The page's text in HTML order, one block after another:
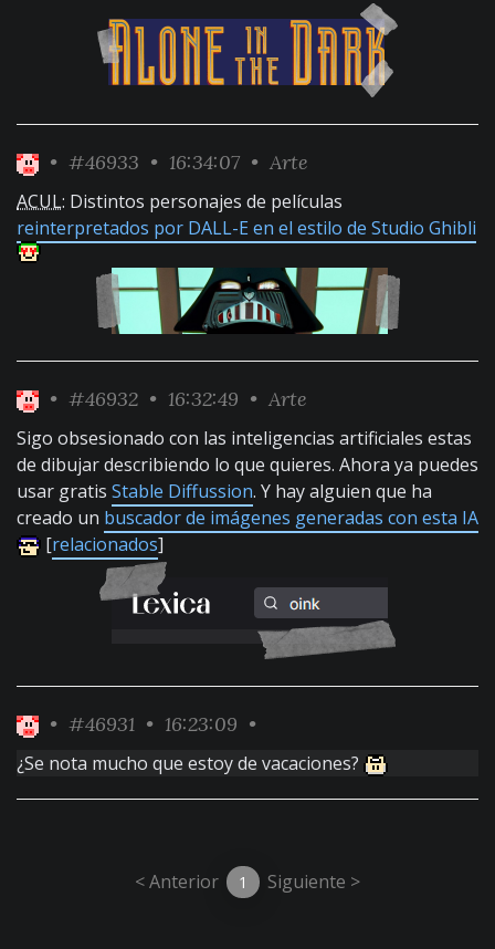
• #46933 • 16:34:07 • Arte
ACUL: Distintos personajes de películas
reinterpretados por DALL-E en el estilo de Studio Ghibli
• #46932 • 16:32:49 • Arte
Sigo obsesionado con las inteligencias artificiales estas
de dibujar describiendo lo que quieres. Ahora ya puedes
usar gratis Stable Diffussion. Y hay alguien que ha
creado un buscador de imágenes generadas con esta IA
[relacionados]
• #46931 • 16:23:09 •
¿Se nota mucho que estoy de vacaciones?
< Anterior 1 Siguiente >